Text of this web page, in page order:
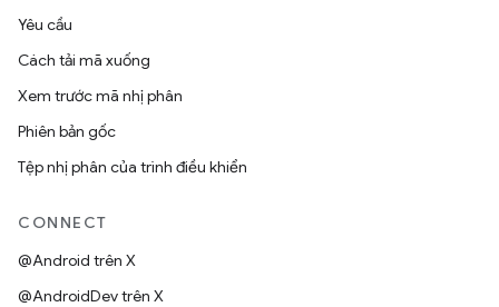
Yêu cầu
Cách tải mã xuống
Xem trước mã nhị phân
Phiên bản gốc
Tệp nhị phân của trình điều khiển
CONNECT
@Android trên X
@AndroidDev trên X